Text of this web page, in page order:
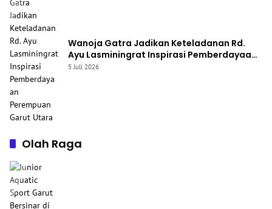
Wanoja Gatra Jadikan Keteladanan Rd.
Ayu Lasminingrat Inspirasi Pemberdayaan
Perempuan Garut Utara
5 Juli 2026
Olah Raga